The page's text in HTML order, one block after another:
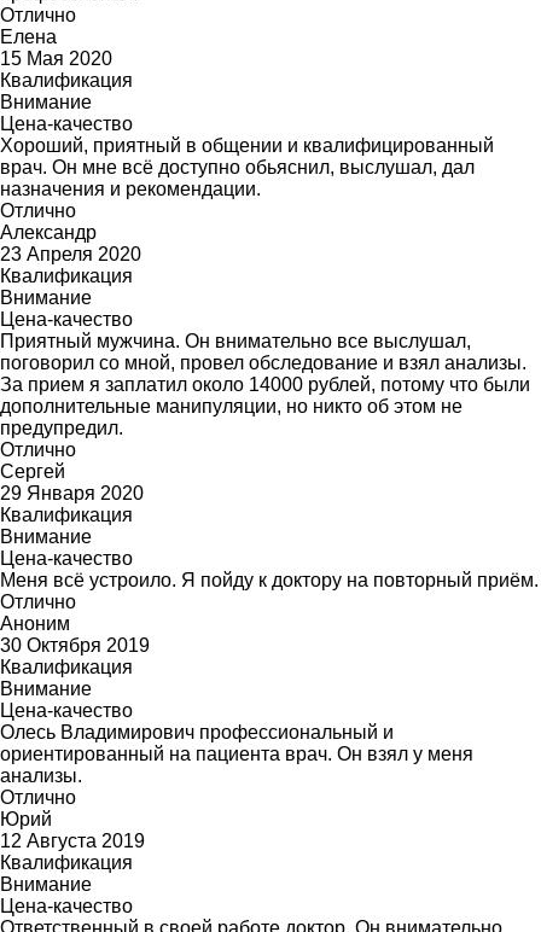
Отлично
Елена
15 Мая 2020
Квалификация
Внимание
Цена-качество
Хороший, приятный в общении и квалифицированный
врач. Он мне всё доступно обьяснил, выслушал, дал
назначения и рекомендации.
Отлично
Александр
23 Апреля 2020
Квалификация
Внимание
Цена-качество
Приятный мужчина. Он внимательно все выслушал,
поговорил со мной, провел обследование и взял анализы.
За прием я заплатил около 14000 рублей, потому что были
дополнительные манипуляции, но никто об этом не
предупредил.
Отлично
Сергей
29 Января 2020
Квалификация
Внимание
Цена-качество
Меня всё устроило. Я пойду к доктору на повторный приём.
Отлично
Аноним
30 Октября 2019
Квалификация
Внимание
Цена-качество
Олесь Владимирович профессиональный и
ориентированный на пациента врач. Он взял у меня
анализы.
Отлично
Юрий
12 Августа 2019
Квалификация
Внимание
Цена-качество